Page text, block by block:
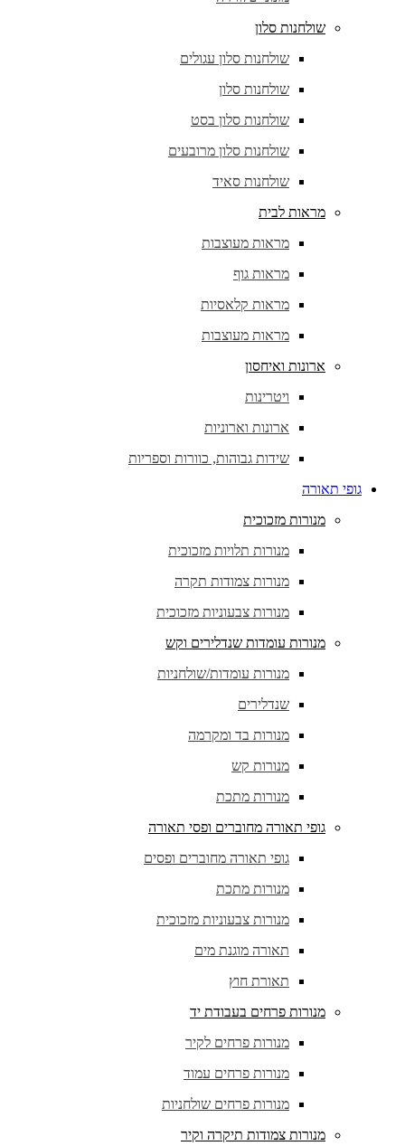
שולחנות סלון
שולחנות סלון עגולים
שולחנות סלון
שולחנות סלון בסט
שולחנות סלון מרובעים
שולחנות סאיד
מראות לבית
מראות מעוצבות
מראות גוף
מראות קלאסיות
מראות מעוצבות
ארונות ואיחסון
ויטרינות
ארונות וארוניות
שידות גבוהות, כוורות וספריות
גופי תאורה
מנורות מזכוכית
מנורות תלויות מזכוכית
מנורות צמודות תקרה
מנורות צבעוניות מזכוכית
מנורות עומדות שנדלירים וקש
מנורות עומדות/שולחניות
שנדלירים
מנורות בד ומקרמה
מנורות קש
מנורות מתכת
גופי תאורה מחוברים ופסי תאורה
גופי תאורה מחוברים ופסים
מנורות מתכת
מנורות צבעוניות מזכוכית
תאורה מוגנת מים
תאורת חוץ
מנורות פרחים בעבודת יד
מנורות פרחים לקיר
מנורות פרחים עמוד
מנורות פרחים שולחניות
מנורות צמודות תיקרה וקיר